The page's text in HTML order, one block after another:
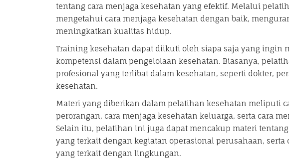
tentang cara menjaga kesehatan yang efektif. Melalui
mengetahui cara menjaga kesehatan dengan baik,
meningkatkan kualitas hidup.
Training kesehatan dapat diikuti oleh siapa saja yang ingin
kompetensi dalam pengelolaan kesehatan. Biasanya,
profesional yang terlibat dalam kesehatan, seperti dokter,
kesehatan.
Materi yang diberikan dalam pelatihan kesehatan meliputi
perorangan, cara menjaga kesehatan keluarga, serta cara
Selain itu, pelatihan ini juga dapat mencakup materi
yang terkait dengan kegiatan operasional perusahaan, serta
yang terkait dengan lingkungan.